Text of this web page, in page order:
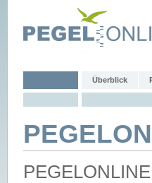
Überblick